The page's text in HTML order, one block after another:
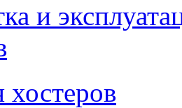
и
хостеров